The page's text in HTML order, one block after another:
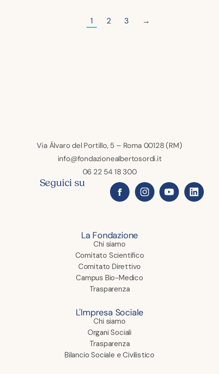
1 2 3 →
Via Álvaro del Portillo, 5 – Roma 00128 (RM)
info@fondazionealbertosordi.it
06 22 54 18 300
Seguici su
La Fondazione
Chi siamo
Comitato Scientifico
Comitato Direttivo
Campus Bio-Medico
Trasparenza
L'Impresa Sociale
Chi siamo
Organi Sociali
Trasparenza
Bilancio Sociale e Civilistico